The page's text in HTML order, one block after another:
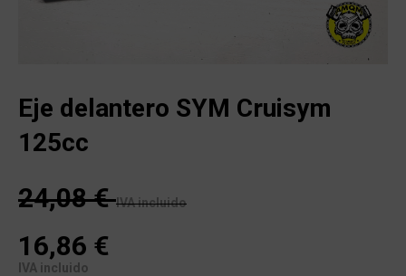
Eje delantero SYM Cruisym
125cc
24,08€ IVA incluido
16,86 €
IVA incluido